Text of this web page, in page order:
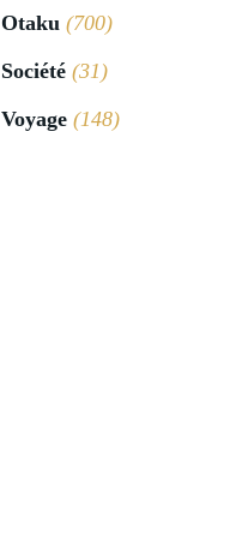
Otaku (700)
Société (31)
Voyage (148)